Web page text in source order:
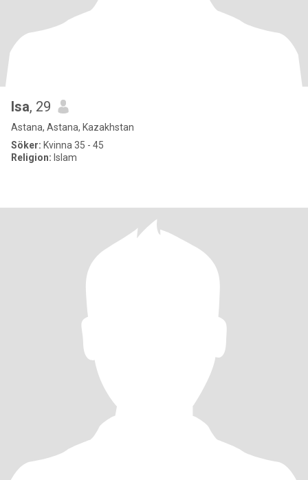
Isa, 29
Astana, Astana, Kazakhstan
Söker: Kvinna 35 - 45
Religion: Islam